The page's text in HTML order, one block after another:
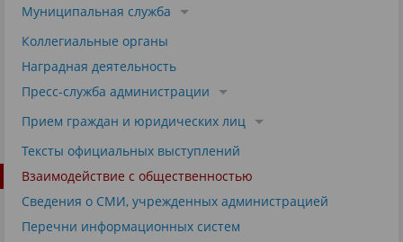
Муниципальная служба
Коллегиальные органы
Наградная деятельность
Пресс-служба администрации
Прием граждан и юридических лиц
Тексты официальных выступлений
Взаимодействие с общественностью
Сведения о СМИ, учрежденных администрацией
Перечни информационных систем